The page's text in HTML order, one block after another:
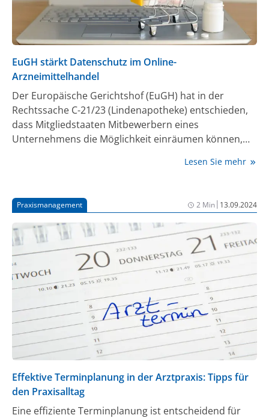
EuGH stärkt Datenschutz im Online-
Arzneimittelhandel
Der Europäische Gerichtshof (EuGH) hat in der
Rechtssache C-21/23 (Lindenapotheke) entschieden,
dass Mitgliedstaaten Mitbewerbern eines
Unternehmens die Möglichkeit einräumen können,
(DSGVO) als unlautere Geschäftspraktik gerichtlich
apothekenpflichtiger Arzneimittel, bei dem eine
ausdrückliche Einwilligung der Kunden in die
Verarbeitung ihrer personenbezogenen Daten
erforderlich ist – auch bei rezeptfreien Arzneimitteln.
Lesen Sie mehr
Praxismanagement 2 Min| 13.09.2024
Effektive Terminplanung in der Arztpraxis: Tipps für
den Praxisalltag
Eine effiziente Terminplanung ist entscheidend für